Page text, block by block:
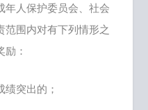
人保护委员会、社会
范围内对有下列情形之
：
绩突出的；